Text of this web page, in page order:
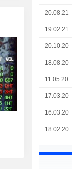
20.08.21
19.02.21
20.10.20
18.08.20
11.05.20
17.03.20
16.03.20
18.02.20